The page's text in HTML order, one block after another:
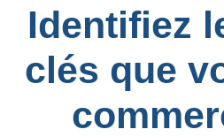
Identifiez
clés que